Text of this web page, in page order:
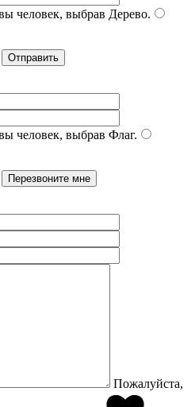
человек, выбрав Дерево.
человек, выбрав Флаг.
Пожалуйста,